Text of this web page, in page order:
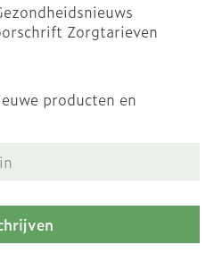
Zorgtarieven
producten en